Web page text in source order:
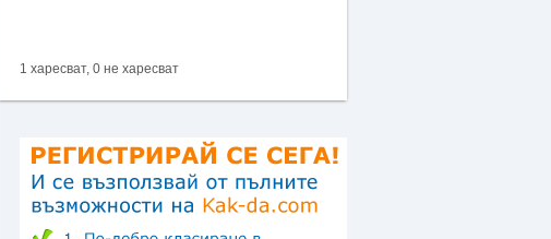
1 харесват, 0 не харесват